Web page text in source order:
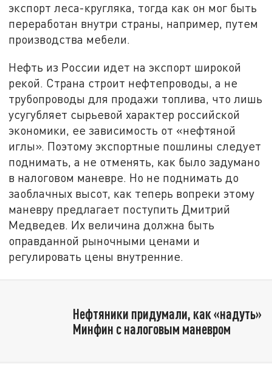
экспорт леса-кругляка, тогда как он мог быть
переработан внутри страны, например, путем
производства мебели.
Нефть из России идет на экспорт широкой
рекой. Страна строит нефтепроводы, а не
трубопроводы для продажи топлива, что лишь
усугубляет сырьевой характер российской
экономики, ее зависимость от «нефтяной
иглы». Поэтому экспортные пошлины следует
поднимать, а не отменять, как было задумано
в налоговом маневре. Но не поднимать до
заоблачных высот, как теперь вопреки этому
маневру предлагает поступить Дмитрий
Медведев. Их величина должна быть
оправданной рыночными ценами и
регулировать цены внутренние.
Нефтяники придумали, как «надуть»
Минфин с налоговым маневром